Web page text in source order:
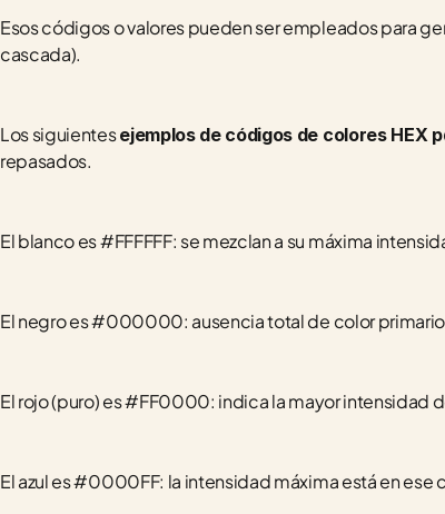
Esos códigos o valores pueden ser empleados para
cascada).
Los siguientes ejemplos de códigos de colores HEX
repasados.
El blanco es #FFFFFF: se mezclan a su máxima
El negro es #000000: ausencia total de color
El rojo (puro) es #FF0000: indica la mayor intensidad
El azul es #0000FF: la intensidad máxima está en ese